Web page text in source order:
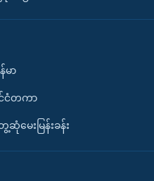
န်မာ
ငံတကာ
ဆုံမေးမြန်းခန်း